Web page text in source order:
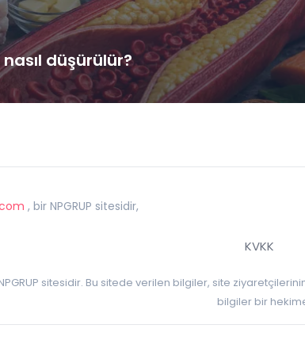
düşürülür?
, bir NPGRUP sitesidir,
KVKK
sitesidir. Bu sitede verilen bilgiler, site
bilgiler bir